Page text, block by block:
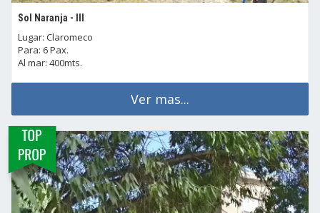
Sol Naranja - III
Lugar: Claromeco
Para: 6 Pax.
Al mar: 400mts.
Ver mas...